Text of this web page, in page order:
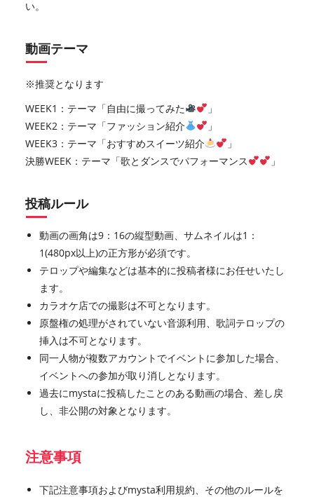
い。
動画テーマ
※推奨となります
WEEK1：テーマ「自由に撮ってみた
」
WEEK2：テーマ「ファッション紹介
」
WEEK3：テーマ「おすすめスイーツ紹介
」
決勝WEEK：テーマ「歌とダンスでパフォーマンス
」
投稿ルール
動画の画角は9：16の縦型動画、サムネイルは1：
1(480px以上)の正方形が必須です。
テロップや編集などは基本的に投稿者様にお任せいたし
ます。
カラオケ店での撮影は不可となります。
原盤権の処理がされていない音源利用、歌詞テロップの
挿入は不可となります。
同一人物が複数アカウントでイベントに参加した場合、
イベントへの参加が取り消しとなります。
過去にmystaに投稿したことのある動画の場合、差し戻
し、非公開の対象となります。
注意事項
下記注意事項およびmysta利用規約、その他のルールを